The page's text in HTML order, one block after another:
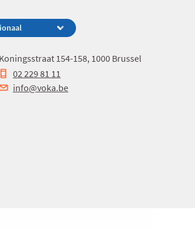
Koningsstraat 154-158, 1000 Brussel
02 229 81 11
info@voka.be